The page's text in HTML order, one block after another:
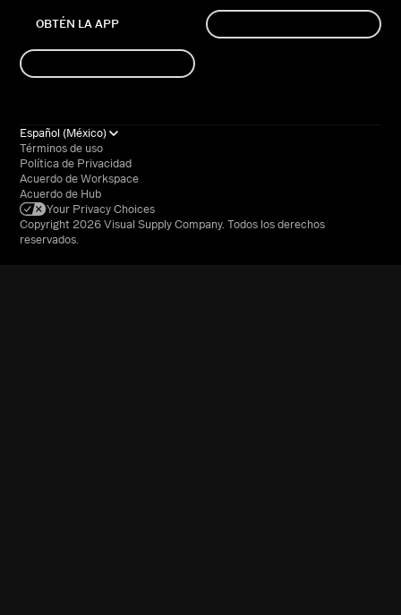
OBTÉN LA APP
Español (México)
Términos de uso
Política de Privacidad
Acuerdo de Workspace
Acuerdo de Hub
Your Privacy Choices
Copyright 2026 Visual Supply Company. Todos los derechos
reservados.